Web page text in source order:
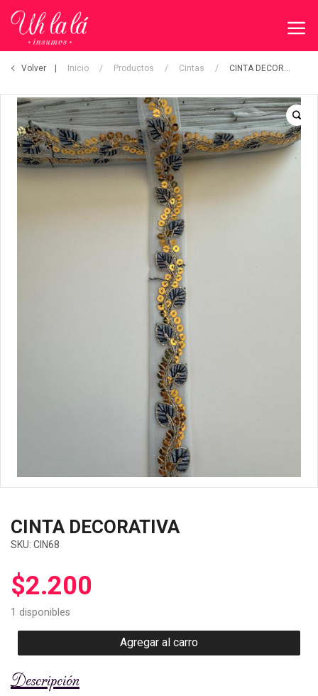
Volver Inicio / Productos / Cintas / CINTA DECORATIVA
CINTA DECORATIVA
SKU: CIN68
$2.200
1 disponibles
Agregar al carro
Descripción